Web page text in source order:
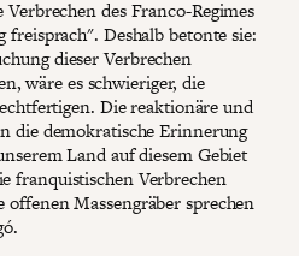
des Franco-Regimes
Deshalb betonte sie:
dieser Verbrechen
wäre es schwieriger, die
Die reaktionäre und
die demokratische Erinnerung
Land auf diesem Gebiet
franquistischen Verbrechen
offenen Massengräber sprechen